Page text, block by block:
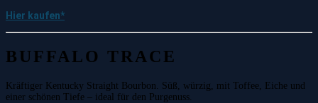
Hier kaufen*
BUFFALO TRACE
Kräftiger Kentucky Straight Bourbon. Süß, würzig, mit Toffee, Eiche und
einer schönen Tiefe – ideal für den Purgenuss.